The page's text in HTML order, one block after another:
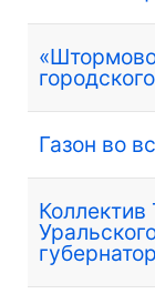
Газон во